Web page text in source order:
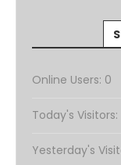
Online Users: 0
Today's Visitors:
Yesterday's